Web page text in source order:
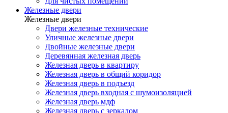
Железные двери
Железные двери
Двери железные технические
Уличные железные двери
Двойные железные двери
Деревянная железная дверь
Железная дверь в квартиру
Железная дверь в общий коридор
Железная дверь в подъезд
Железная дверь входная с шумоизоляцией
Железная дверь мдф
Железная дверь с зеркалом